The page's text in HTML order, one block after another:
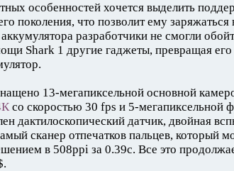
особенностей хочется выделить
поколения, что позволит ему
разработчики не смогли
Shark 1 другие гаджеты, превращая
13-мегапиксельной основной
со скоростью 30 fps и 5-мегапиксельной
дактилоскопический датчик, двойная
сканер отпечатков пальцев, который
в 508ppi за 0.39с. Все это